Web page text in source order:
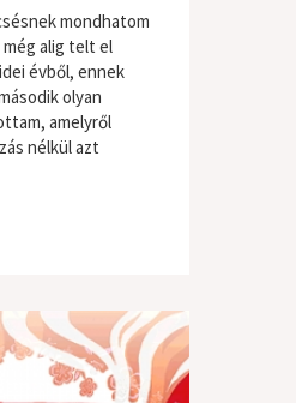
mondhatom
még alig telt el
évből, ennek
olyan
amelyről
nélkül azt